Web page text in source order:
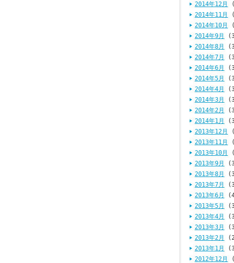
2014年12月
2014年11月
2014年10月
2014年9月
2014年8月
2014年7月
2014年6月
2014年5月
2014年4月
2014年3月
2014年2月
2014年1月
2013年12月
2013年11月
2013年10月
2013年9月
2013年8月
2013年7月
2013年6月
2013年5月
2013年4月
2013年3月
2013年2月
2013年1月
2012年12月